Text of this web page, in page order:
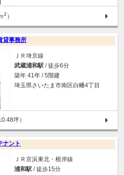
2 ）
貸事務所
ＪＲ埼京線
武蔵浦和駅 / 徒歩6分
築年 41年 / 5階建
埼玉県さいたま市南区白幡4丁目
坪）
ナント
ＪＲ京浜東北・根岸線
浦和駅 / 徒歩15分